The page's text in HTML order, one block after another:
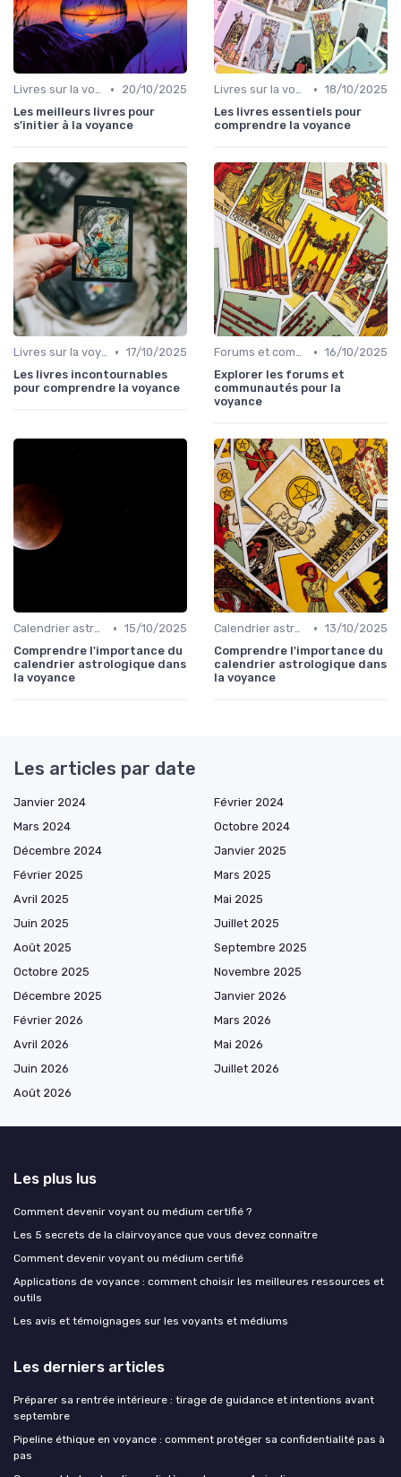
Livres sur la voyance •
20/10/2025
Les meilleurs livres pour
s'initier à la voyance
Livres sur la voyance • 18/10/2025
Les livres essentiels pour
comprendre la voyance
Livres sur la voyance • 17/10/2025
Les livres incontournables
pour comprendre la voyance
Forums et communautés • 16/10/2025
Explorer les forums et
communautés pour la
voyance
Calendrier astrologique • 15/10/2025
Comprendre l'importance du
calendrier astrologique dans
la voyance
Calendrier astrologique • 13/10/2025
Comprendre l'importance du
calendrier astrologique dans
la voyance
Les articles par date
Janvier 2024
Février 2024
Mars 2024
Octobre 2024
Décembre 2024
Janvier 2025
Février 2025
Mars 2025
Avril 2025
Mai 2025
Juin 2025
Juillet 2025
Août 2025
Septembre 2025
Octobre 2025
Novembre 2025
Décembre 2025
Janvier 2026
Février 2026
Mars 2026
Avril 2026
Mai 2026
Juin 2026
Juillet 2026
Août 2026
Les plus lus
Comment devenir voyant ou médium certifié ?
Les 5 secrets de la clairvoyance que vous devez connaître
Comment devenir voyant ou médium certifié
Applications de voyance : comment choisir les meilleures ressources et
outils
Les avis et témoignages sur les voyants et médiums
Les derniers articles
Préparer sa rentrée intérieure : tirage de guidance et intentions avant
septembre
Pipeline éthique en voyance : comment protéger sa confidentialité pas à
pas